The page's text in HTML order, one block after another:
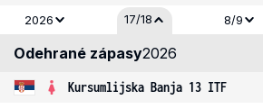
2026 17/18 8/9
Odehrané zápasy2026
Kursumlijska Banja 13 ITF